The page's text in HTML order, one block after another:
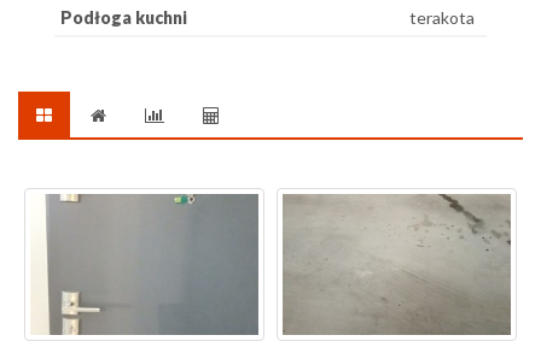
Podłoga kuchni terakota